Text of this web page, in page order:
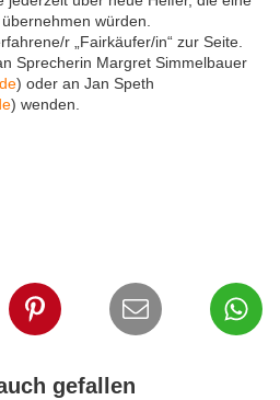
würden.
r „Fairkäufer/in“ zur Seite.
Sprecherin Margret Simmelbauer
) oder an Jan Speth
) wenden.
gefallen